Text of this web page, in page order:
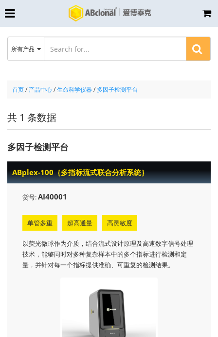
首页/ 产品中心/生命科学仪器/ 多因子检测平台
共 1 条数据
多因子检测平台
ABplex-100｛多指标流式联合分析系统｝
货号:AI40001
单管多重 超高通量 高灵敏度
以荧光微球作为介质，结合流式设计原理及高速数字信号处理
技术，能够同时对多种复杂样本中的多个指标进行检测和定
量，并针对每一个指标提供准确、可重复的检测结果。
所有产品